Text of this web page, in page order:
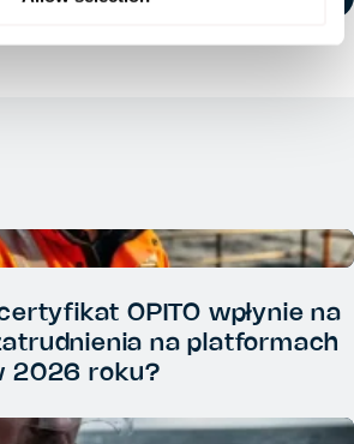
OPITO wpłynie na
na platformach
2026 roku?